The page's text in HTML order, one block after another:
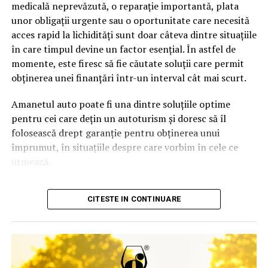
si competitivitatea sunt esentiale, cooperativele
agricole reprezinta un partener important pentru
succesul pe termen lung al fermierilor din Romania.
bănci în același timp, sperând că una dintre ele va
aproba finanțarea. În realitate, această abordare poate
complica procesul, deoarece fiecare analiză este
înregistrată, iar solicitările repetate într-un interval
scurt pot ridica semne de întrebare în evaluarea făcută
de alte instituții financiare.
Un broker de credite începe prin compararea ofertelor
și a criteriilor de eligibilitate ale băncilor partenere, apoi
recomandă instituțiile care corespund cel mai bine
situației financiare a clientului. Asta înseamnă că în loc
pe baza veniturilor, a gradului de îndatorare și a
obiectivului urmărit. Astfel, cresc șansele de aprobare
Controlul asupra propriei
medicală neprevăzută, o reparație importantă, plata
unor obligații urgente sau o oportunitate care necesită
acces rapid la lichidități sunt doar câteva dintre situațiile
în care timpul devine un factor esențial. În astfel de
momente, este firesc să fie căutate soluții care permit
obținerea unei finanțări într-un interval cât mai scurt.
Amanetul auto poate fi una dintre soluțiile optime
pentru cei care dețin un autoturism și doresc să îl
folosească drept garanție pentru obținerea unui
împrumut, în situațiile despre care vorbim în cele ce
Proprietarul mașinii are nevoie
rapid de bani
Cele mai multe solicitări pentru servicii de amanet
mașini apar atunci când există o nevoie financiară care
CITESTE IN CONTINUARE